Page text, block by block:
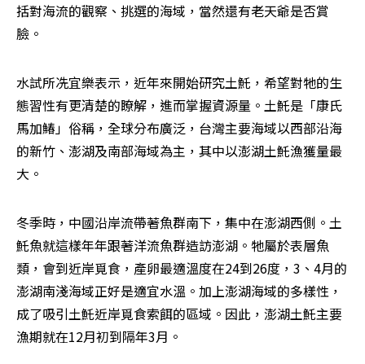
括對海流的觀察、挑選的海域，當然還有老天爺是否賞
臉。
水試所冼宜樂表示，近年來開始研究土魠，希望對牠的生
態習性有更清楚的瞭解，進而掌握資源量。土魠是「康氏
馬加鰆」俗稱，全球分布廣泛，台灣主要海域以西部沿海
的新竹、澎湖及南部海域為主，其中以澎湖土魠漁獲量最
大。
冬季時，中國沿岸流帶著魚群南下，集中在澎湖西側。土
魠魚就這樣年年跟著洋流魚群造訪澎湖。牠屬於表層魚
類，會到近岸覓食，產卵最適溫度在24到26度，3、4月的
澎湖南淺海域正好是適宜水溫。加上澎湖海域的多樣性，
成了吸引土魠近岸覓食索餌的區域。因此，澎湖土魠主要
漁期就在12月初到隔年3月。